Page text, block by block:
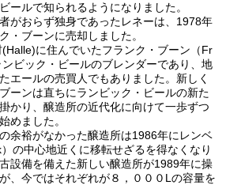
ールで知られるようになりました。
がおらず独身であったレネーは、1978年
・ブーンに売却しました。
に住んでいたフランク・ブーン（Fr
ビック・ビールのブレンダーであり、地
エールの売買人でもありました。新しく
ーンは直ちにランビック・ビールの新た
かり、醸造所の近代化に向けて一歩ずつ
めました。
余裕がなかった醸造所は1986年にレンベ
の中心地近くに移転せざるを得なくなり
設備を備えた新しい醸造所が1989年に操
、今ではそれぞれが８，０００Lの容量を